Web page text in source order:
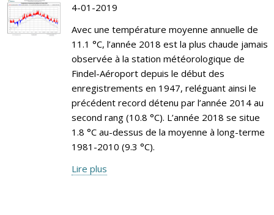
4-01-2019
Avec une température moyenne annuelle de
11.1 °C, l’année 2018 est la plus chaude jamais
observée à la station météorologique de
Findel-Aéroport depuis le début des
enregistrements en 1947, reléguant ainsi le
précédent record détenu par l’année 2014 au
second rang (10.8 °C). L’année 2018 se situe
1.8 °C au-dessus de la moyenne à long-terme
1981-2010 (9.3 °C).
Lire plus